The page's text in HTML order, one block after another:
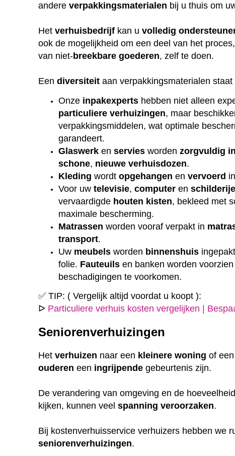
andereverpakkingsmaterialen bij u thuis om
Hetverhuisbedrijf kan uvolledig
ook de mogelijkheid om een deel van het
van niet-breekbare goederen, zelf te doen.
Eendiversiteit aan verpakkingsmaterialen
Onze inpakexperts hebben niet alleen
particuliere verhuizingen, maar
verpakkingsmiddelen, wat optimale
garandeert.
Glaswerk enservies wordenzorgvuldig
schone, nieuwe verhuisdozen.
Kleding wordtopgehangen envervoerd
Voor uwtelevisie,computer en
vervaardigde houten kisten, bekleed met
maximale bescherming.
Matrassen worden vooraf verpakt in
transport.
Uw meubels worden binnenshuis
folie. Fauteuils en banken worden
beschadigingen te voorkomen.
✅ TIP: ( Vergelijk altijd voordat u koopt ):
ᐅ Particuliere verhuis kosten vergelijken |
Seniorenverhuizingen
Hetverhuizen naar een kleinere woning of
ouderen een ingrijpende gebeurtenis zijn.
De verandering van omgeving en de
kijken, kunnen veelspanning veroorzaken.
Bij kostenverhuisservice verhuizers hebben we
seniorenverhuizingen.